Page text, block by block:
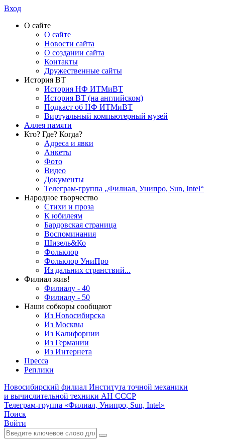
Вход
О сайте
О сайте
Новости сайта
О создании сайта
Контакты
Дружественные сайты
История ВТ
История НФ ИТМиВТ
История ВТ (на английском)
Подкаст об НФ ИТМиВТ
Виртуальный компьютерный музей
Аллея памяти
Кто? Где? Когда?
Адреса и явки
Анкеты
Фото
Видео
Документы
Телеграм-группа „Филиал, Унипро, Sun, Intel“
Народное творчество
Стихи и проза
К юбилеям
Бардовская страница
Воспоминания
Шизель&Ко
Фольклор
Фольклор УниПро
Из дальних странствий...
Филиал жив!
Филиалу - 40
Филиалу - 50
Наши собкоры сообщают
Из Новосибирска
Из Москвы
Из Калифорнии
Из Германии
Из Интернета
Пресса
Реплики
Новосибирский филиал Института точной механики
и вычислительной техники АН СССР
Телеграм-группа «Филиал, Унипро, Sun, Intel»
Поиск
Войти